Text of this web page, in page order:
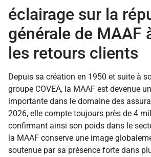
éclairage sur la
générale de MAAF
les retours clients
Depuis sa création en 1950 et suite à
groupe COVEA, la MAAF est devenue
importante dans le domaine des
2026, elle compte toujours près de 4
confirmant ainsi son poids dans le
la MAAF conserve une image
soutenue par sa présence forte dans